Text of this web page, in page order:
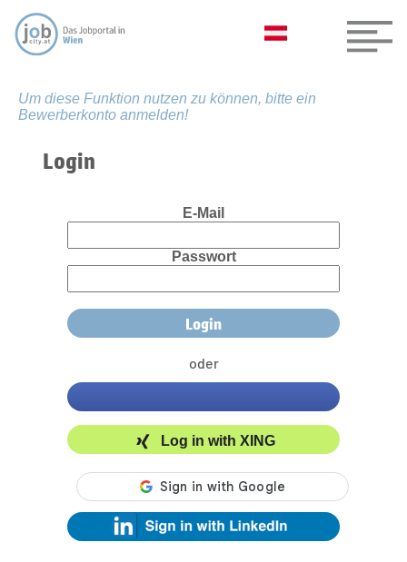
Um diese Funktion nutzen zu können, bitte ein
Bewerberkonto anmelden!
Login
E-Mail
Passwort
oder
Log in with XING